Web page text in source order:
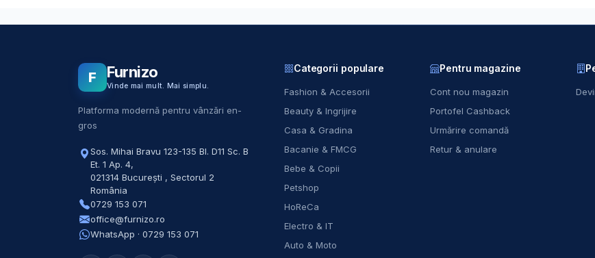
F Furnizo
Vinde mai mult. Mai simplu.
Platforma modernă pentru vânzări en-
gros
Sos. Mihai Bravu 123-135 Bl. D11 Sc. B
Et. 1 Ap. 4,
021314 București , Sectorul 2
România
0729 153 071
office@furnizo.ro
WhatsApp · 0729 153 071
Categorii populare
Fashion & Accesorii
Beauty & Ingrijire
Casa & Gradina
Bacanie & FMCG
Bebe & Copii
Petshop
HoReCa
Electro & IT
Auto & Moto
Pentru magazine
Cont nou magazin
Portofel Cashback
Urmărire comandă
Retur & anulare